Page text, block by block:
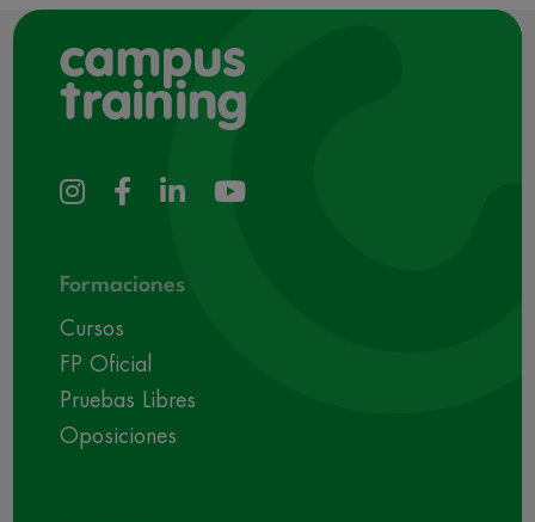
Formaciones
Cursos
FP Oficial
Pruebas Libres
Oposiciones